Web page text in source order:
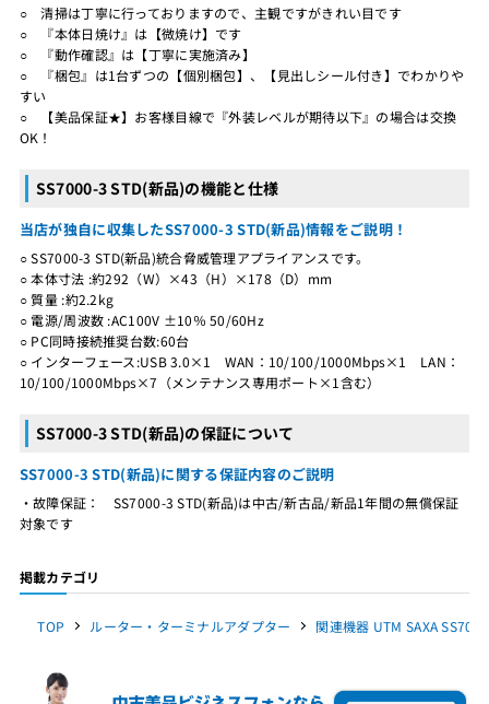
○ 清掃は丁寧に行っておりますので、主観ですがきれい目です
○ 『本体日焼け』は【微焼け】です
○ 『動作確認』は【丁寧に実施済み】
○ 『梱包』は1台ずつの【個別梱包】、【見出しシール付き】でわかりや
すい
○ 【美品保証★】お客様目線で『外装レベルが期待以下』の場合は交換
OK！
SS7000-3 STD(新品)の機能と仕様
当店が独自に収集したSS7000-3 STD(新品)情報をご説明！
○ SS7000-3 STD(新品)統合脅威管理アプライアンスです。
○ 本体寸法 :約292（W）×43（H）×178（D）mm
○ 質量 :約2.2kg
○ 電源/周波数 :AC100V ±10％ 50/60Hz
○ PC同時接続推奨台数:60台
○ インターフェース:USB 3.0×1 WAN：10/100/1000Mbps×1 LAN：
10/100/1000Mbps×7（メンテナンス専用ポート×1含む）
SS7000-3 STD(新品)の保証について
SS7000-3 STD(新品)に関する保証内容のご説明
・故障保証： SS7000-3 STD(新品)は中古/新古品/新品1年間の無償保証
対象です
掲載カテゴリ
TOP ルーター・ターミナルアダプター 関連機器 UTM SAXA SS7000